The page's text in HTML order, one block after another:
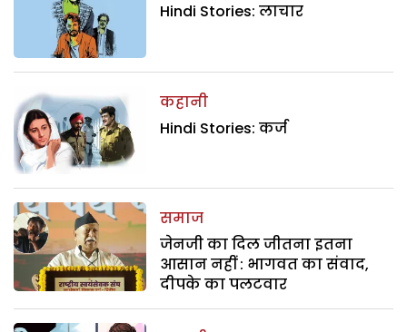
Hindi Stories: लाचार
कहानी
Hindi Stories: कर्ज
समाज
जेनजी का दिल जीतना इतना
आसान नहीं : भागवत का संवाद,
दीपके का पलटवार